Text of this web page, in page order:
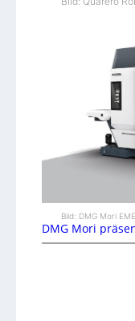
Bild: DMG Mori
DMG Mori